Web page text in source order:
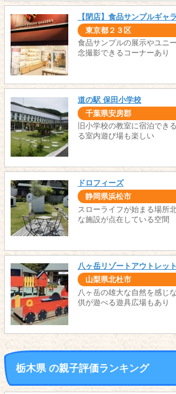
【閉店】食品サンプルギャ
東京都２３区
食品サンプルの展示やユニ
念撮影できるコーナーあり
道の駅 保田小学校
千葉県安房郡
旧小学校の教室に宿泊でき
る室内遊び場も楽しい
ドロフィーズ
静岡県浜松市
スローライフが始まる場所
な施設が点在している空間
八ヶ岳リゾートアウトレット
山梨県北杜市
八ヶ岳の雄大な自然を感じ
供が遊べる遊具広場もあり
栃木県 の親子評価ランキング